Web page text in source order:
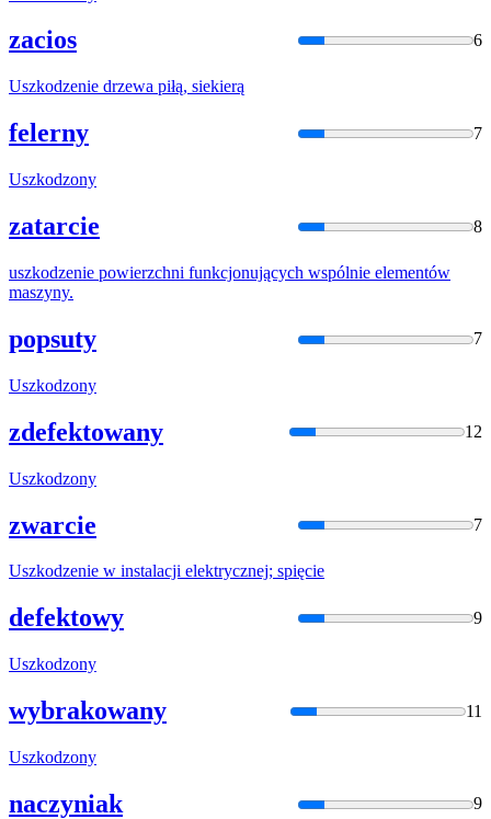
zacios 6
Uszkodzenie drzewa piłą, siekierą
felerny 7
Uszkodzony
zatarcie 8
uszkodzenie powierzchni funkcjonujących wspólnie elementów
maszyny.
popsuty 7
Uszkodzony
zdefektowany 12
Uszkodzony
zwarcie 7
Uszkodzenie w instalacji elektrycznej; spięcie
defektowy 9
Uszkodzony
wybrakowany 11
Uszkodzony
naczyniak 9